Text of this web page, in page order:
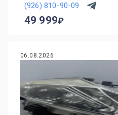
(926) 810-90-09
49 999
06.08.2026